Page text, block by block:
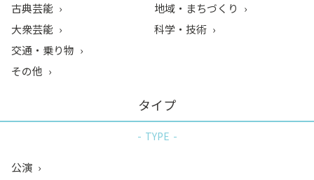
古典芸能
大衆芸能
地域・まちづくり
科学・技術
交通・乗り物
その他
タイプ
TYPE
公演